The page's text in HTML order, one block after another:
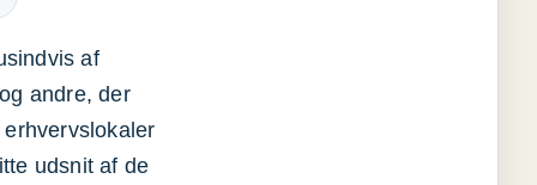
af
andre, der
udsnit af de